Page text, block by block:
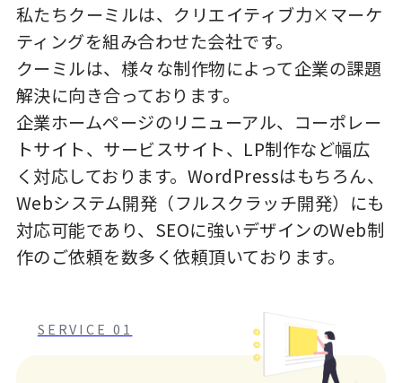
私たちクーミルは、クリエイティブ力×マーケ
ティングを組み合わせた会社です。
クーミルは、様々な制作物によって企業の課題
解決に向き合っております。
企業ホームページのリニューアル、コーポレー
トサイト、サービスサイト、LP制作など幅広
く対応しております。WordPressはもちろん、
Webシステム開発（フルスクラッチ開発）にも
対応可能であり、SEOに強いデザインのWeb制
作のご依頼を数多く依頼頂いております。
SERVICE 01